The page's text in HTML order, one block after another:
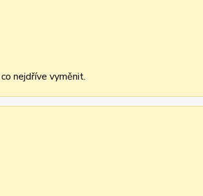
nejdříve vyměnit.